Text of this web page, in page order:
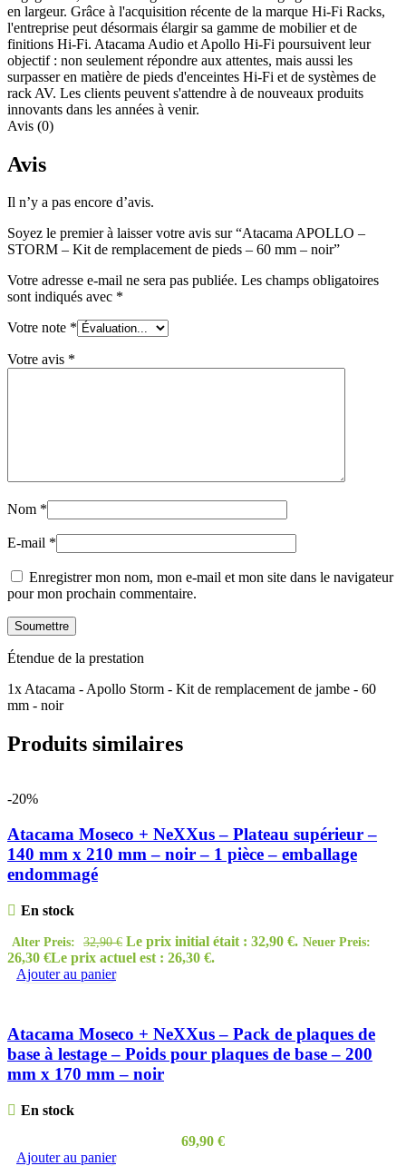
en largeur. Grâce à l'acquisition récente de la marque Hi-Fi Racks,
l'entreprise peut désormais élargir sa gamme de mobilier et de
finitions Hi-Fi. Atacama Audio et Apollo Hi-Fi poursuivent leur
objectif : non seulement répondre aux attentes, mais aussi les
surpasser en matière de pieds d'enceintes Hi-Fi et de systèmes de
rack AV. Les clients peuvent s'attendre à de nouveaux produits
innovants dans les années à venir.
Avis (0)
Avis
Il n’y a pas encore d’avis.
Soyez le premier à laisser votre avis sur “Atacama APOLLO –
STORM – Kit de remplacement de pieds – 60 mm – noir”
Votre adresse e-mail ne sera pas publiée. Les champs obligatoires
sont indiqués avec *
Votre note *
Votre avis *
Nom *
E-mail *
Enregistrer mon nom, mon e-mail et mon site dans le navigateur
pour mon prochain commentaire.
Étendue de la prestation
1x Atacama - Apollo Storm - Kit de remplacement de jambe - 60
mm - noir
Produits similaires
-20%
Atacama Moseco + NeXXus – Plateau supérieur –
140 mm x 210 mm – noir – 1 pièce – emballage
endommagé
En stock
Alter Preis: 32,90€ Le prix initial était : 32,90 €. Neuer Preis:
26,30 €Le prix actuel est : 26,30 €.
Ajouter au panier
Atacama Moseco + NeXXus – Pack de plaques de
base à lestage – Poids pour plaques de base – 200
mm x 170 mm – noir
En stock
69,90 €
Ajouter au panier